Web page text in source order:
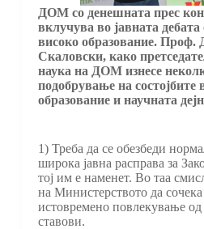
ДОМ со денешната прес
вклучува во јавната дебата
високо образование. Проф.
Скаловски, како
наука на ДОМ изнесе
подобрување на состојбите
образование и научната
1) Треба да се обезбеди
широка јавна расправа за
тој им е наменет. Во таа
на Министерството да
истовремено повлекување
ставови.